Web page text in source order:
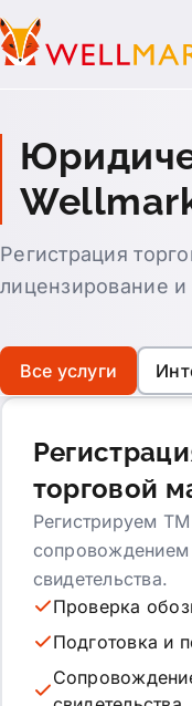
Регистрация
лицензирование
Все услуги
торговой
Регистрируем
сопровождением
свидетельства.
Проверка
Подготовка и